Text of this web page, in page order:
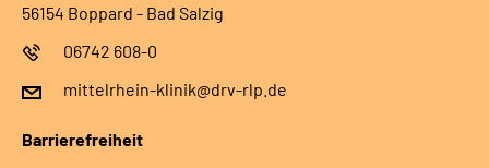
56154 Boppard - Bad Salzig
06742 608-0
mittelrhein-klinik@drv-rlp.de
Barrierefreiheit